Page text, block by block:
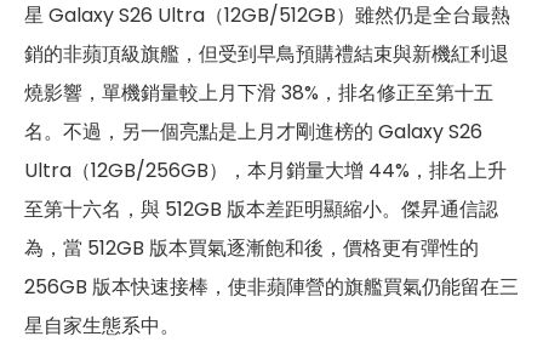
星 Galaxy S26 Ultra（12GB/512GB）雖然仍是全台最熱
銷的非蘋頂級旗艦，但受到早鳥預購禮結束與新機紅利退
燒影響，單機銷量較上月下滑 38%，排名修正至第十五
名。不過，另一個亮點是上月才剛進榜的 Galaxy S26
Ultra（12GB/256GB），本月銷量大增 44%，排名上升
至第十六名，與 512GB 版本差距明顯縮小。傑昇通信認
為，當 512GB 版本買氣逐漸飽和後，價格更有彈性的
256GB 版本快速接棒，使非蘋陣營的旗艦買氣仍能留在三
星自家生態系中。